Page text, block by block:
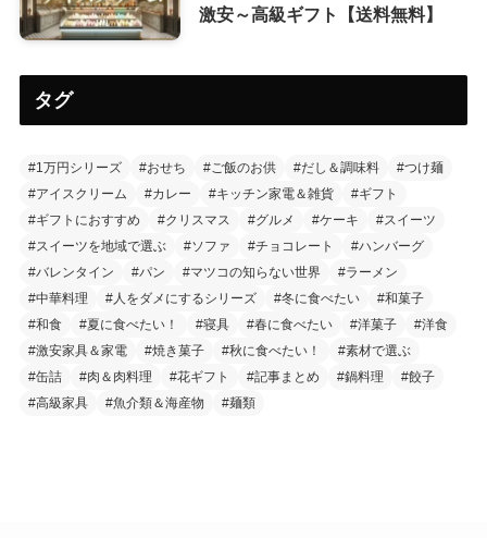
激安～高級ギフト【送料無料】
タグ
#1万円シリーズ #おせち #ご飯のお供 #だし＆調味料
#つけ麺
#アイスクリーム
#カレー #キッチン家電＆雑貨
#ギフト
#ギフトにおすすめ
#クリスマス #グルメ #ケーキ
#スイーツ
#スイーツを地域で選ぶ
#ソファ #チョコレート
#ハンバーグ
#バレンタイン
#パン #マツコの知らない世界
#ラーメン
#中華料理
#人をダメにするシリーズ #冬に食べたい
#和菓子
#和食
#夏に食べたい！ #寝具 #春に食べたい #洋菓子
#洋食
#激安家具＆家電
#焼き菓子 #秋に食べたい！
#素材で選ぶ
#缶詰
#肉＆肉料理 #花ギフト #記事まとめ #鍋料理
#餃子
#高級家具
#魚介類＆海産物 #麺類